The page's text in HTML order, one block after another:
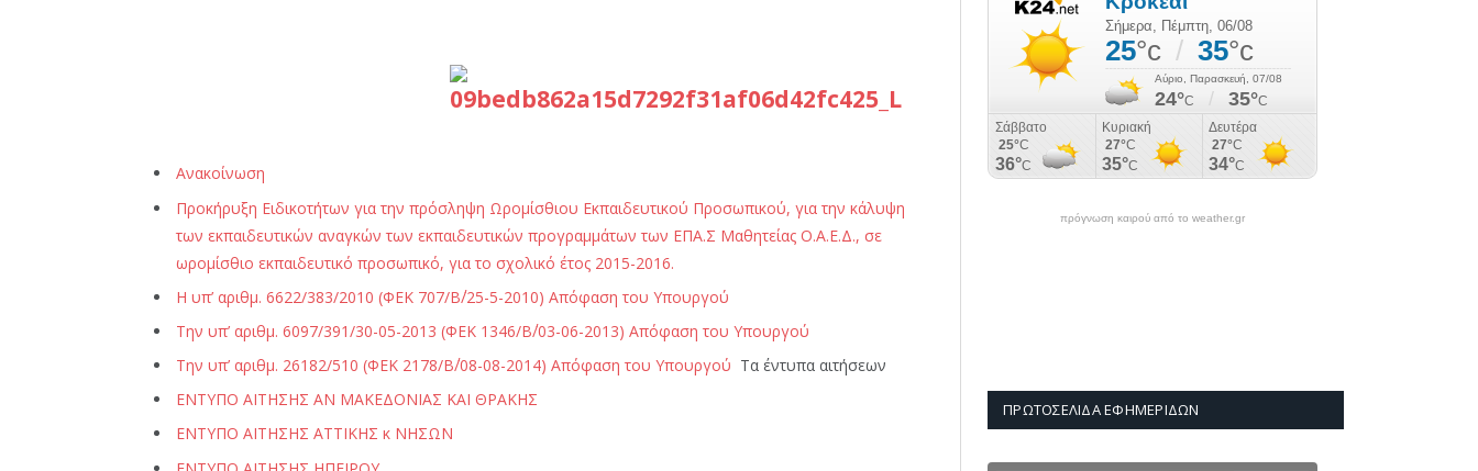
Ανακοίνωση
Προκήρυξη Ειδικοτήτων για την πρόσληψη Ωρομίσθιου Εκπαιδευτικού Προσωπικού, για την κάλυψη
των εκπαιδευτικών αναγκών των εκπαιδευτικών προγραμμάτων των ΕΠΑ.Σ Μαθητείας Ο.Α.Ε.Δ., σε
ωρομίσθιο εκπαιδευτικό προσωπικό, για το σχολικό έτος 2015-2016.
H υπ’ αριθμ. 6622/383/2010 (ΦΕΚ 707/Β΄/25-5-2010) Απόφαση του Υπουργού
Την υπ’ αριθμ. 6097/391/30-05-2013 (ΦΕΚ 1346/Β΄/03-06-2013) Απόφαση του Υπουργού
Την υπ’ αριθμ. 26182/510 (ΦΕΚ 2178/Β΄/08-08-2014) Απόφαση του Υπουργού Τα έντυπα αιτήσεων
ΕΝΤΥΠΟ ΑΙΤΗΣΗΣ ΑΝ ΜΑΚΕΔΟΝΙΑΣ ΚΑΙ ΘΡΑΚΗΣ
ΕΝΤΥΠΟ ΑΙΤΗΣΗΣ ΑΤΤΙΚΗΣ κ ΝΗΣΩΝ
πρόγνωση καιρού από το weather.gr
ΠΡΩΤΟΣΈΛΙΔΑ ΕΦΗΜΕΡΊΔΩΝ